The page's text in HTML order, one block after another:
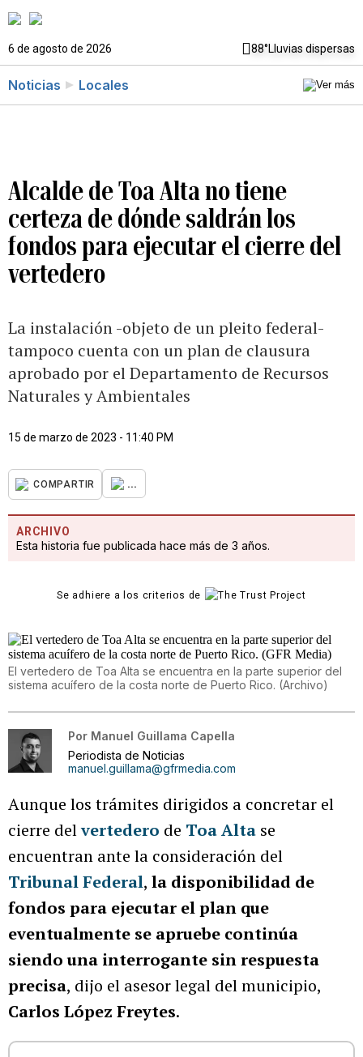
6 de agosto de 2026 88°Lluvias dispersas
Noticias Locales
Alcalde de Toa Alta no tiene
certeza de dónde saldrán los
fondos para ejecutar el cierre del
vertedero
La instalación -objeto de un pleito federal-
tampoco cuenta con un plan de clausura
aprobado por el Departamento de Recursos
Naturales y Ambientales
15 de marzo de 2023 - 11:40 PM
COMPARTIR ...
ARCHIVO
Esta historia fue publicada hace más de 3 años.
Se adhiere a los criterios de
El vertedero de Toa Alta se encuentra en la parte superior del
sistema acuífero de la costa norte de Puerto Rico. (Archivo)
Por Manuel Guillama Capella
Periodista de Noticias
manuel.guillama@gfrmedia.com
Aunque los trámites dirigidos a concretar el
cierre delvertedero de Toa Alta se
encuentran ante la consideración del
Tribunal Federal, la disponibilidad de
fondos para ejecutar el plan que
eventualmente se apruebe continúa
siendo una interrogante sin respuesta
precisa, dijo el asesor legal del municipio,
Carlos López Freytes.